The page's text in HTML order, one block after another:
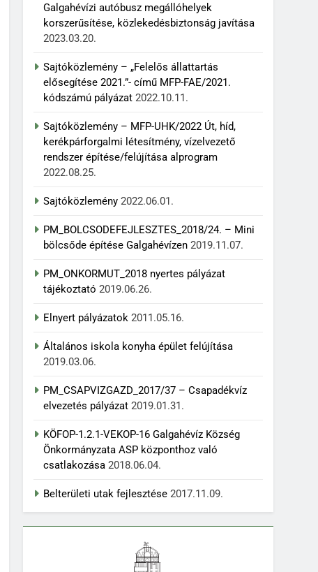
Galgahévízi autóbusz megállóhelyek
korszerűsítése, közlekedésbiztonság javítása
2023.03.20.
Sajtóközlemény – „Felelős állattartás
elősegítése 2021.”- című MFP-FAE/2021.
kódszámú pályázat 2022.10.11.
Sajtóközlemény – MFP-UHK/2022 Út, híd,
kerékpárforgalmi létesítmény, vízelvezető
rendszer építése/felújítása alprogram
2022.08.25.
Sajtóközlemény 2022.06.01.
PM_BOLCSODEFEJLESZTES_2018/24. – Mini
bölcsőde építése Galgahévízen 2019.11.07.
PM_ONKORMUT_2018 nyertes pályázat
tájékoztató 2019.06.26.
Elnyert pályázatok 2011.05.16.
Általános iskola konyha épület felújítása
2019.03.06.
PM_CSAPVIZGAZD_2017/37 – Csapadékvíz
elvezetés pályázat 2019.01.31.
KÖFOP-1.2.1-VEKOP-16 Galgahévíz Község
Önkormányzata ASP központhoz való
csatlakozása 2018.06.04.
Belterületi utak fejlesztése 2017.11.09.